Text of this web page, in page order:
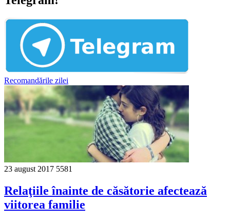
Recomandările zilei
23 august 2017 5581
Relaţiile înainte de căsătorie afectează
viitorea familie